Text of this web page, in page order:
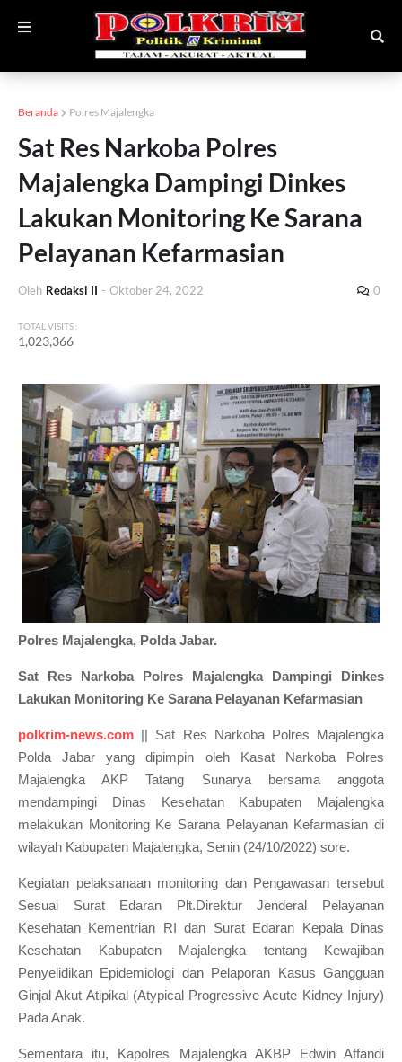
Beranda Polres Majalengka
Sat Res Narkoba Polres
Majalengka Dampingi Dinkes
Lakukan Monitoring Ke Sarana
Pelayanan Kefarmasian
Oleh Redaksi II - Oktober 24, 2022 0
TOTAL VISITS :
1,023,366
Polres Majalengka, Polda Jabar.
Sat Res Narkoba Polres Majalengka Dampingi Dinkes
Lakukan Monitoring Ke Sarana Pelayanan Kefarmasian
polkrim-news.com || Sat Res Narkoba Polres Majalengka
Polda Jabar yang dipimpin oleh Kasat Narkoba Polres
Majalengka AKP Tatang Sunarya bersama anggota
mendampingi Dinas Kesehatan Kabupaten Majalengka
melakukan Monitoring Ke Sarana Pelayanan Kefarmasian di
wilayah Kabupaten Majalengka, Senin (24/10/2022) sore.
Kegiatan pelaksanaan monitoring dan Pengawasan tersebut
Sesuai Surat Edaran Plt.Direktur Jenderal Pelayanan
Kesehatan Kementrian RI dan Surat Edaran Kepala Dinas
Kesehatan Kabupaten Majalengka tentang Kewajiban
Penyelidikan Epidemiologi dan Pelaporan Kasus Gangguan
Ginjal Akut Atipikal (Atypical Progressive Acute Kidney Injury)
Pada Anak.
Sementara itu, Kapolres Majalengka AKBP Edwin Affandi